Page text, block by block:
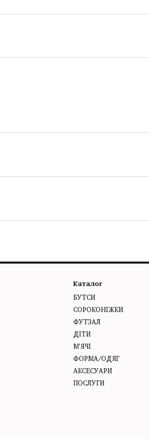
Каталог
БУТСИ
СОРОКОНІЖКИ
ФУТЗАЛ
ДІТИ
М'ЯЧІ
ФОРМА/ОДЯГ
АКСЕСУАРИ
ПОСЛУГИ